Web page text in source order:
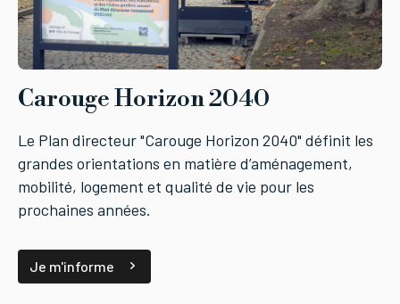
Carouge Horizon 2040
Le Plan directeur "Carouge Horizon 2040" définit les
grandes orientations en matière d’aménagement,
mobilité, logement et qualité de vie pour les
prochaines années.
Je m'informe